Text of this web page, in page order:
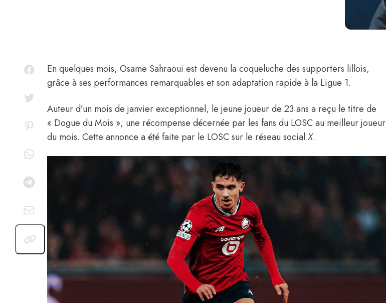
En quelques mois, Osame Sahraoui est devenu la coqueluche des supporters lillois,
grâce à ses performances remarquables et son adaptation rapide à la Ligue 1.
Auteur d’un mois de janvier exceptionnel, le jeune joueur de 23 ans a reçu le titre de
« Dogue du Mois », une récompense décernée par les fans du LOSC au meilleur joueur
du mois. Cette annonce a été faite par le LOSCsur le réseau socialX.